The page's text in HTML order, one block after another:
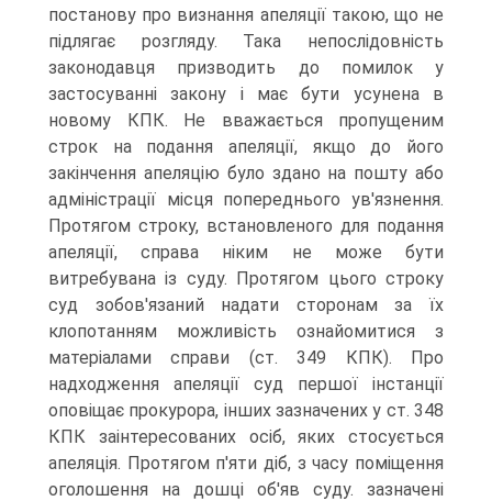
постанову про визнання апеляції такою, що не
підлягає розгляду. Така непослідовність
законодавця призводить до помилок у
застосуванні закону і має бути усунена в
новому КПК. Не вважається пропущеним
строк на подання апеляції, якщо до його
закінчення апеляцію було здано на пошту або
адміністрації місця попереднього ув'язнення.
Протягом строку, встановленого для подання
апеляції, справа ніким не може бути
витребувана із суду. Протягом цього строку
суд зобов'язаний надати сторонам за їх
клопотанням можливість ознайомитися з
матеріалами справи (ст. 349 КПК). Про
надходження апеляції суд першої інстанції
оповіщає прокурора, інших зазначених у ст. 348
КПК заінтересованих осіб, яких стосується
апеляція. Протягом п'яти діб, з часу поміщення
оголошення на дошці об'яв суду. зазначені